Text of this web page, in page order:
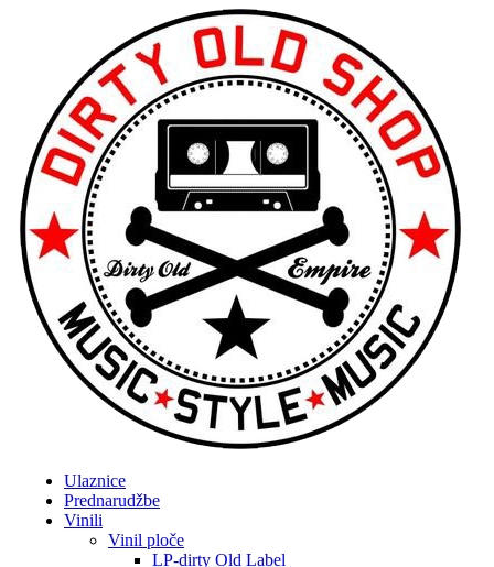
Ulaznice
Prednarudžbe
Vinili
Vinil ploče
LP-dirty Old Label